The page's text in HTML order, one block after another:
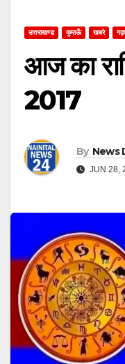
उत्तराखण्ड कुमाऊँ खबरे
आज का
2017
By News
JUN 28,